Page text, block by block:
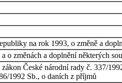
na rok 1993, o změně a
o změnách a doplnění některých
České národní rady č. 337/
1992 Sb., o daních z příjmů